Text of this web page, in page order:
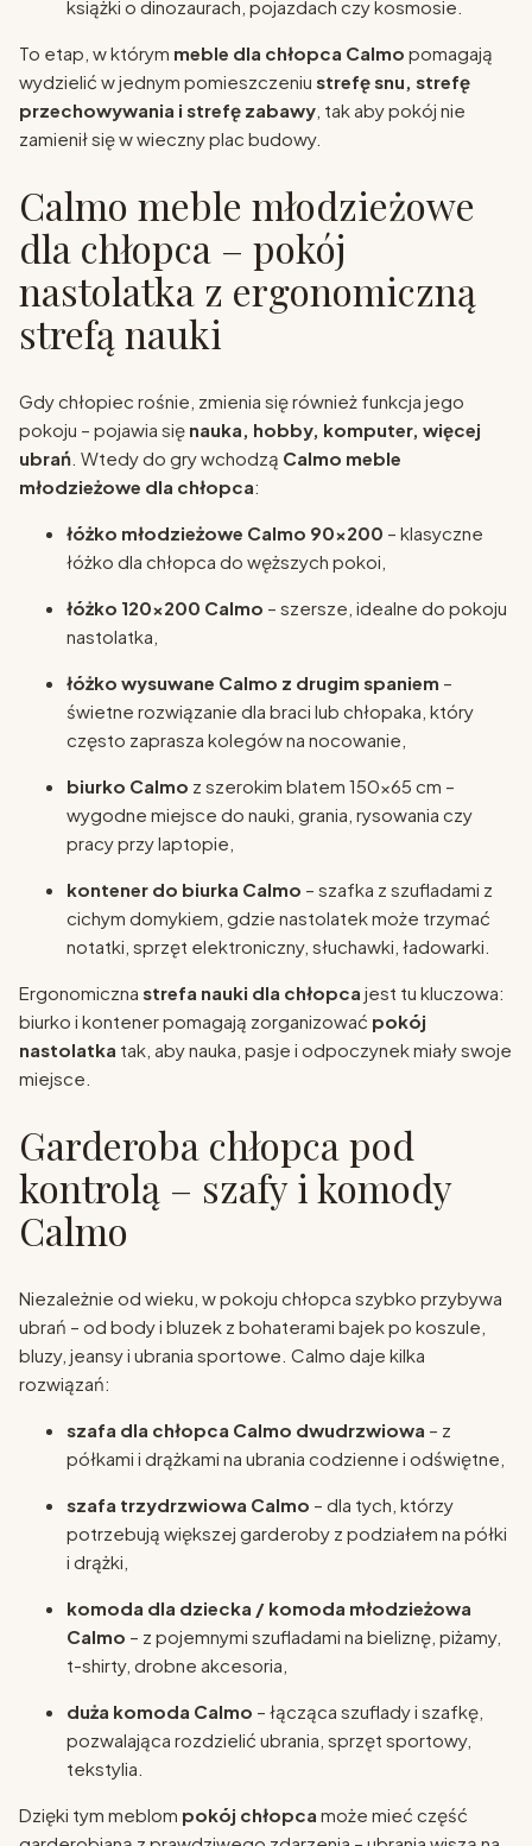
książki o dinozaurach, pojazdach czy kosmosie.
To etap, w którym meble dla chłopca Calmo pomagają
wydzielić w jednym pomieszczeniu strefę snu, strefę
przechowywania i strefę zabawy , tak aby pokój nie
zamienił się w wieczny plac budowy.
Calmo meble młodzieżowe
dla chłopca – pokój
nastolatka z ergonomiczną
strefą nauki
Gdy chłopiec rośnie, zmienia się również funkcja jego
pokoju – pojawia się nauka, hobby, komputer, więcej
ubrań . Wtedy do gry wchodzą Calmo meble
młodzieżowe dla chłopca:
łóżko młodzieżowe Calmo 90×200 – klasyczne
łóżko dla chłopca do węższych pokoi,
łóżko 120×200 Calmo – szersze, idealne do pokoju
nastolatka,
łóżko wysuwane Calmo z drugim spaniem –
świetne rozwiązanie dla braci lub chłopaka, który
często zaprasza kolegów na nocowanie,
biurko Calmo z szerokim blatem 150×65 cm –
wygodne miejsce do nauki, grania, rysowania czy
pracy przy laptopie,
kontener do biurka Calmo – szafka z szufladami z
cichym domykiem, gdzie nastolatek może trzymać
notatki, sprzęt elektroniczny, słuchawki, ładowarki.
Ergonomiczna strefa nauki dla chłopca jest tu kluczowa:
biurko i kontener pomagają zorganizować pokój
nastolatka tak, aby nauka, pasje i odpoczynek miały swoje
miejsce.
Garderoba chłopca pod
kontrolą – szafy i komody
Calmo
Niezależnie od wieku, w pokoju chłopca szybko przybywa
ubrań – od body i bluzek z bohaterami bajek po koszule,
bluzy, jeansy i ubrania sportowe. Calmo daje kilka
rozwiązań:
szafa dla chłopca Calmo dwudrzwiowa – z
półkami i drążkami na ubrania codzienne i odświętne,
szafa trzydrzwiowa Calmo – dla tych, którzy
potrzebują większej garderoby z podziałem na półki
i drążki,
komoda dla dziecka / komoda młodzieżowa
Calmo – z pojemnymi szufladami na bieliznę, piżamy,
t-shirty, drobne akcesoria,
duża komoda Calmo – łącząca szuflady i szafkę,
pozwalająca rozdzielić ubrania, sprzęt sportowy,
tekstylia.
Dzięki tym meblom pokój chłopca może mieć część